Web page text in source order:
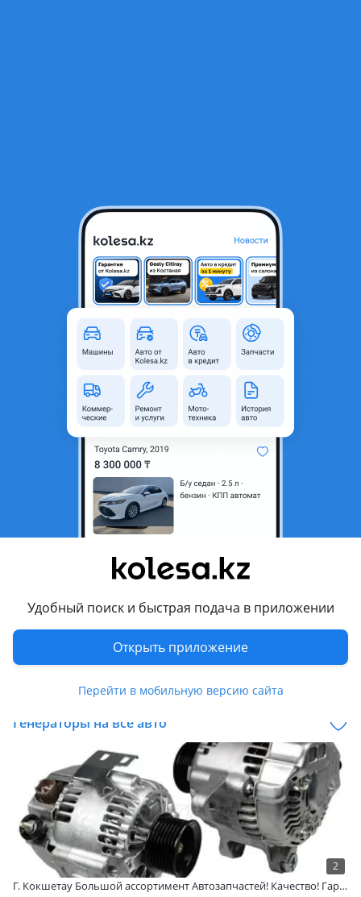
Удобный поиск и быстрая подача в приложении
Открыть приложение
Перейти в мобильную версию сайта
Бампера на все авто
316 6
Крышки багажника на все авто
2
Г. Кокшетау Большой ассортимент Автозапчастей! Качество! Гарантия! Доступные ЦЕНЫ! Доставка по городу! Более 20 лет на рынке! Кузовные детали; оптика; Радиаторы; Автостекла; Детали подвески и двигателя; Тормозная система; Трансмиссия; Фильтры; Колодки; Антифриз; Свечи. Точные цены и наличие уточняйте у менеджеров по телефону. Адрес магазина: Ул. Жумабека Ташенова, уч.170В/1 Режим работы: Пн-пт: 09: 00-18: 00 Сб: 10…
Генераторы на все авто
2
Г. Кокшетау Большой ассортимент Автозапчастей! Качество! Гарантия! Доступные ЦЕНЫ! Доставка по городу! Более 20 лет на рынке! Кузовные детали; оптика; Радиаторы; Автостекла; Детали подвески и двигателя; Тормозная система; Трансмиссия; Фильтры; Колодки; Антифриз; Свечи. Точные цены и наличие уточняйте у менеджеров по телефону. Адрес магазина: Ул. Жумабека Ташенова, уч.170В/1 Режим работы: Пн-пт: 09: 00-18: 00 Сб: 10…